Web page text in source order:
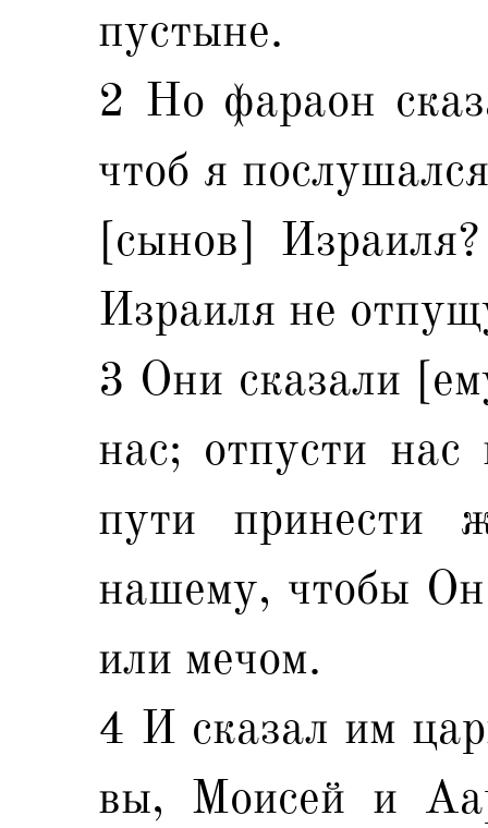
пустыне.
2 Но фараон
чтоб я
[сынов]
Израиля не
3 Они сказали
нас; отпусти
пути принести
нашему, чтобы
или мечом.
4 И сказал им
вы, Моисей и